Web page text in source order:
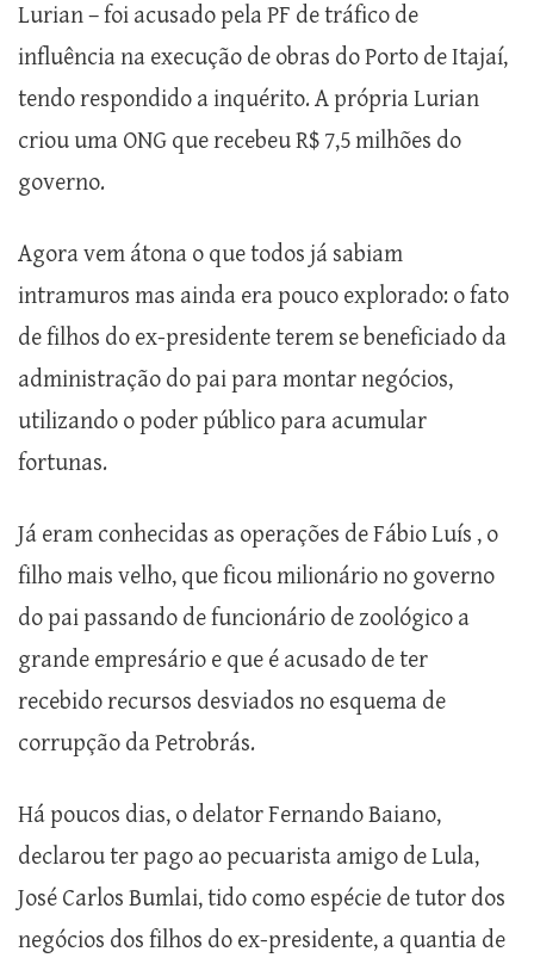
Lurian – foi acusado pela PF de tráfico de
influência na execução de obras do Porto de Itajaí,
tendo respondido a inquérito. A própria Lurian
criou uma ONG que recebeu R$ 7,5 milhões do
governo.
Agora vem átona o que todos já sabiam
intramuros mas ainda era pouco explorado: o fato
de filhos do ex-presidente terem se beneficiado da
administração do pai para montar negócios,
utilizando o poder público para acumular
fortunas.
Já eram conhecidas as operações de Fábio Luís , o
filho mais velho, que ficou milionário no governo
do pai passando de funcionário de zoológico a
grande empresário e que é acusado de ter
recebido recursos desviados no esquema de
corrupção da Petrobrás.
Há poucos dias, o delator Fernando Baiano,
declarou ter pago ao pecuarista amigo de Lula,
José Carlos Bumlai, tido como espécie de tutor dos
negócios dos filhos do ex-presidente, a quantia de